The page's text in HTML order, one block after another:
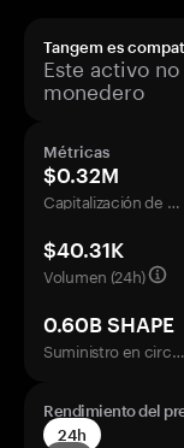
Tangem es
Este activo
monedero
Métricas
$0.32M
Capitalización de mercado
$40.31K
Volumen (24h)
0.60B SHAPE
Suministro en circulación
Rendimiento del
24h